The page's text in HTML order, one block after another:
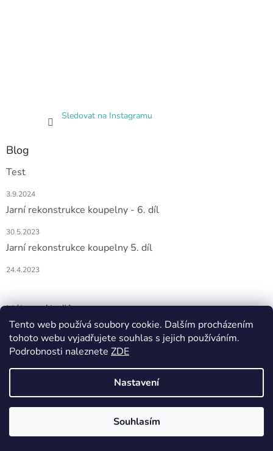
Tento web používá soubory cookie. Dalším procházením
tohoto webu vyjadřujete souhlas s jejich používáním.
Podrobnosti naleznete ZDE
Nastavení
Souhlasím
Sledovat na Instagramu
Blog
Test
3.9.2024
Jarní rekonstrukce koupelny - 6. díl
30.5.2023
Jarní rekonstrukce koupelny 5. díl
24.4.2023
Nákupní košík
0KS /0 KČ
Vytvořil Shoptet
DOMIO. Všechna práva vyhrazena.